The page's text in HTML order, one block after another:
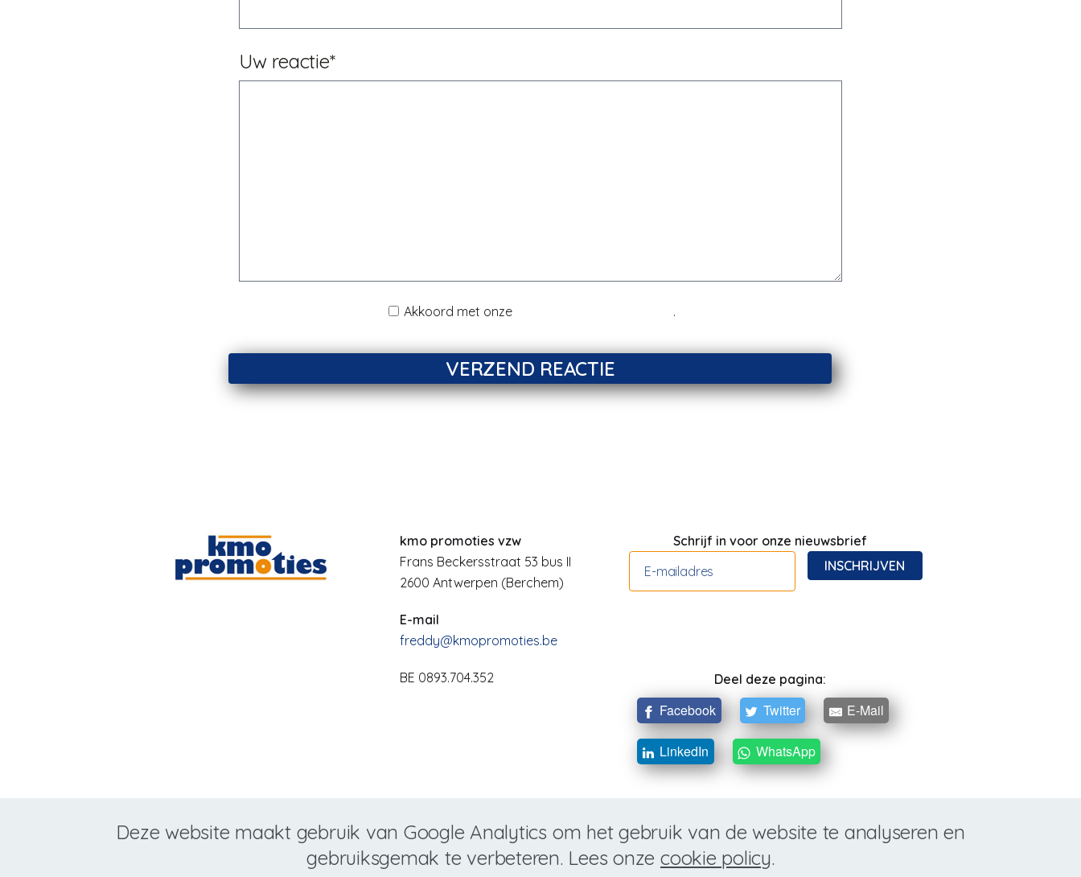
Uw reactie*
Akkoord met onze .
VERZEND REACTIE
kmo promoties vzw
Frans Beckersstraat 53 bus II
2600 Antwerpen (Berchem)
E-mail
freddy@kmopromoties.be
BE 0893.704.352
Schrijf in voor onze nieuwsbrief
INSCHRIJVEN
Deel deze pagina:
Facebook Twitter E-Mail
LinkedIn WhatsApp
Deze website maakt gebruik van Google Analytics om het gebruik van de website te analyseren en
gebruiksgemak te verbeteren. Lees onze cookie policy.